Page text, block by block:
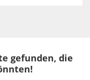
gefunden, die